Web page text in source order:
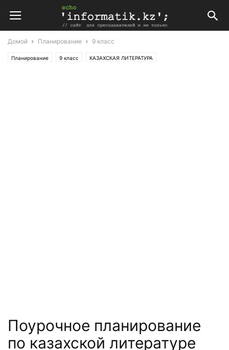
Домой Планирование 9 класс
Планирование 9 класс КАЗАХСКАЯ ЛИТЕРАТУРА
Поурочное планирование
по казахской литературе